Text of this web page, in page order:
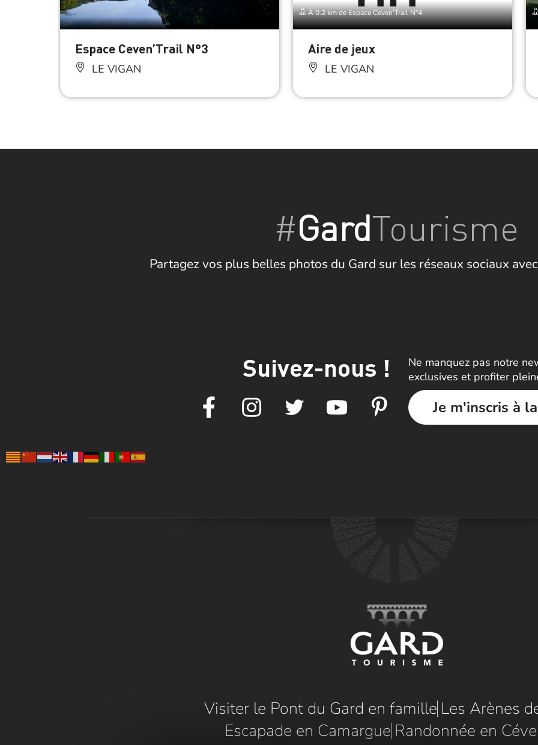
Espace Ceven’Trail N°3
LE VIGAN
À 0.2 km de Espace Ceven’Trail N°4
Aire de jeux
LE VIGAN
#GardTourisme
Partagez vos plus belles photos du Gard sur les réseaux sociaux
Suivez-nous !
Ne manquez pas notre
exclusives et profiter
Je m'inscris à
Visiter le Pont du Gard en famille Les Arènes
Escapade en Camargue Randonnée en